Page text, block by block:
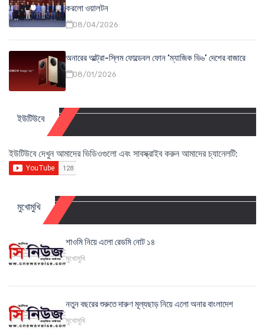
করলো ওয়ালটন
08/04/2026
অনারের আল্ট্রা-স্লিম ফোল্ডেবল ফোন ‘ম্যাজিক ভি৬’ দেশের বাজারে
08/01/2026
ইউটিউবে
ইউটিউবে দেখুন আমাদের ভিডিওগুলো এবং সাবস্ক্রাইব করুন আমাদের চ্যানেলটি:
মুখোমুখি
শাওমি নিয়ে এলো রেডমি নোট ১৪
মুখোমুখি
নতুন বছরের শুরুতে দারুণ মূল্যছাড় নিয়ে এলো অনার বাংলাদেশ
মুখোমুখি